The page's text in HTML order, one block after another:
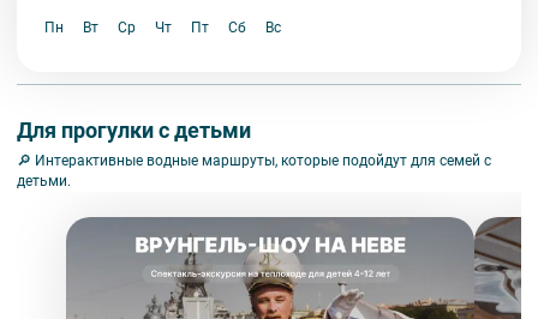
Пн Вт Ср Чт Пт Сб Вс
Для прогулки с детьми
🔎 Интерактивные водные маршруты, которые подойдут для семей с
детьми.